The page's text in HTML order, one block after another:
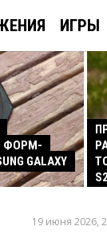
ИГРЫ
ФОРМ-
GALAXY
19 июня 2026,